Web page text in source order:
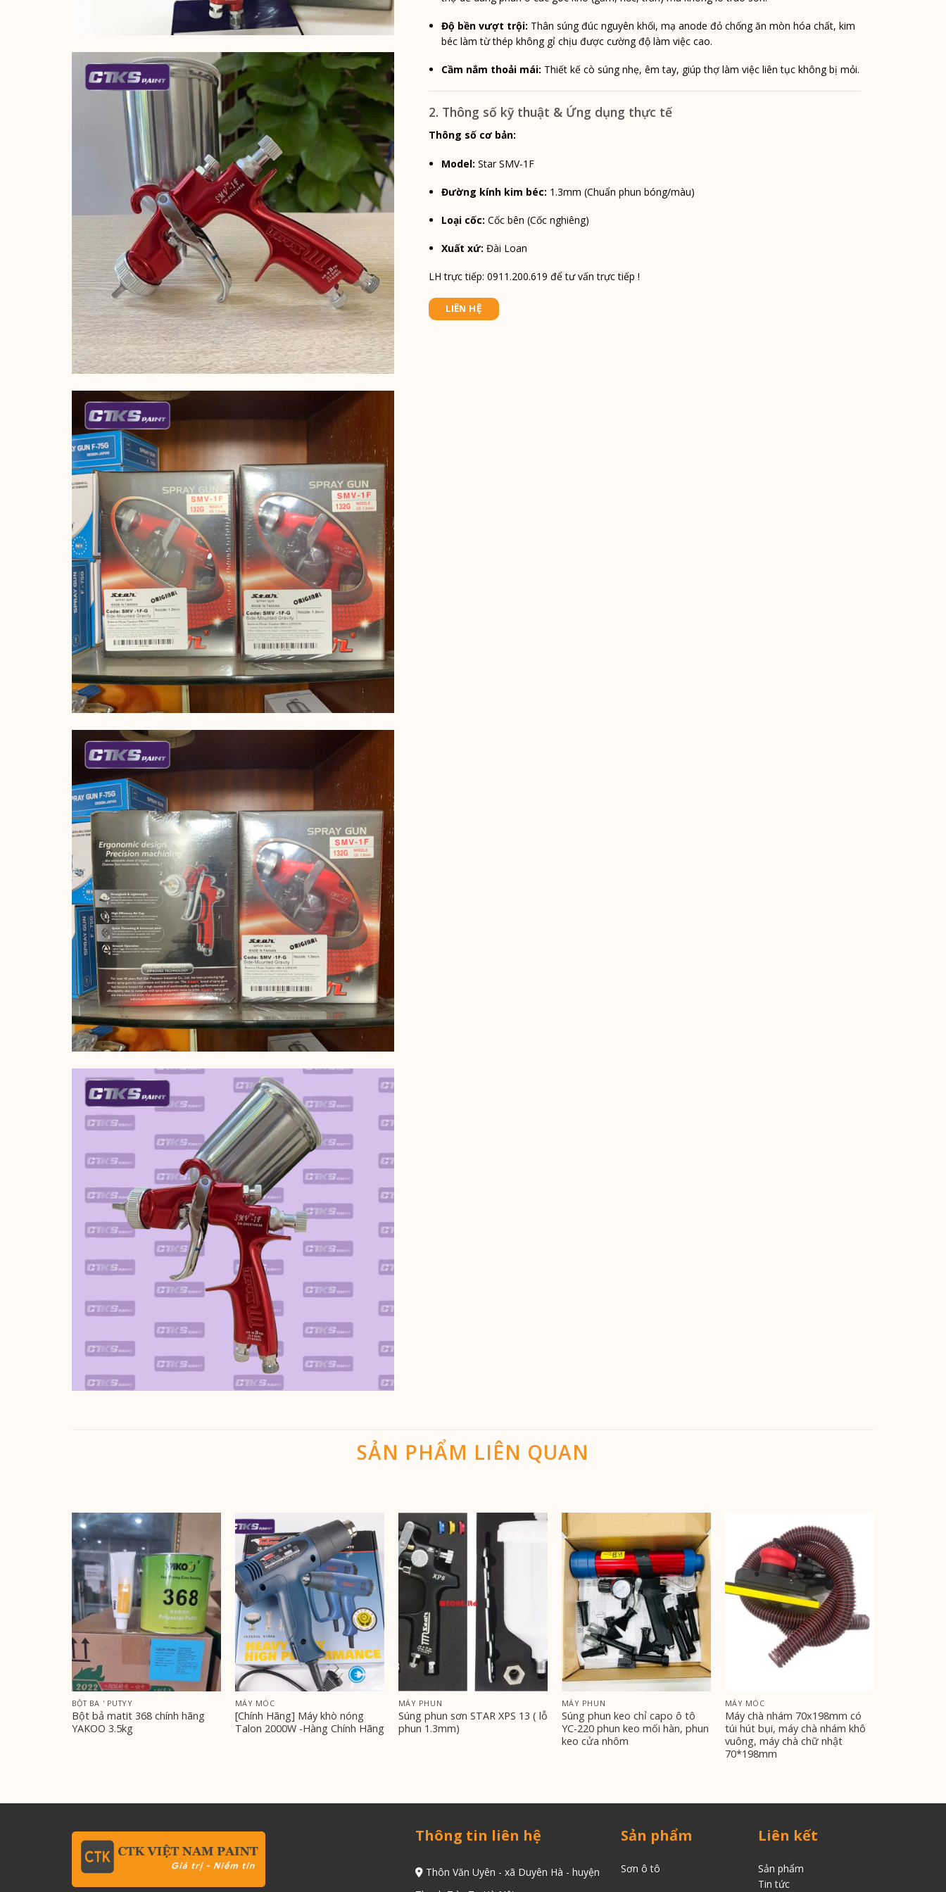
Độ bền vượt trội: Thân súng đúc nguyên khối, mạ anode đỏ chống ăn mòn hóa chất, kim
béc làm từ thép không gỉ chịu được cường độ làm việc cao.
Cầm nắm thoải mái: Thiết kế cò súng nhẹ, êm tay, giúp thợ làm việc liên tục không bị mỏi.
2. Thông số kỹ thuật & Ứng dụng thực tế
Thông số cơ bản:
Model: Star SMV-1F
Đường kính kim béc: 1.3mm (Chuẩn phun bóng/màu)
Loại cốc: Cốc bên (Cốc nghiêng)
Xuất xứ: Đài Loan
LH trực tiếp: 0911.200.619 để tư vấn trực tiếp !
LIÊN HỆ
BỘT BA ' PUTYY
Bột bả matit 368 chính hãng
YAKOO 3.5kg
MÁY MÓC
[Chính Hãng] Máy khò nóng
Talon 2000W -Hàng Chính Hãng
MÁY PHUN
Súng phun sơn STAR XPS 13 ( lỗ
phun 1.3mm)
MÁY PHUN
Súng phun keo chỉ capo ô tô
YC-220 phun keo mối hàn, phun
keo cửa nhôm
MÁY MÓC
Máy chà nhám 70x198mm có
túi hút bụi, máy chà nhám khô
vuông, máy chà chữ nhật
70*198mm
Thông tin liên hệ
Thôn Văn Uyên - xã Duyên Hà - huyện
Sản phẩm
Sơn ô tô
Liên kết
Sản phẩm
Tin tức